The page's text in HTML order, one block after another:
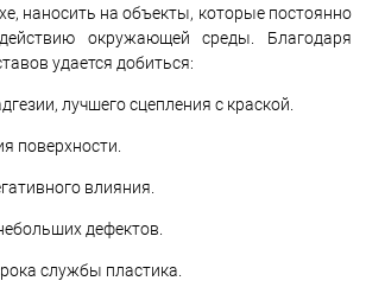
наносить на объекты, которые постоянно
окружающей среды. Благодаря
удается добиться:
лучшего сцепления с краской.
поверхности.
влияния.
дефектов.
службы пластика.